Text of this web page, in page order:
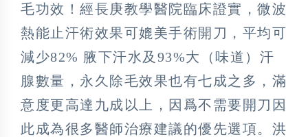
毛功效！經長庚教學醫院臨床證實，微波
熱能止汗術效果可媲美手術開刀，平均可
減少82% 腋下汗水及93%大（味道）汗
腺數量，永久除毛效果也有七成之多，滿
意度更高達九成以上，因爲不需要開刀因
此成為很多醫師治療建議的優先選項。洪